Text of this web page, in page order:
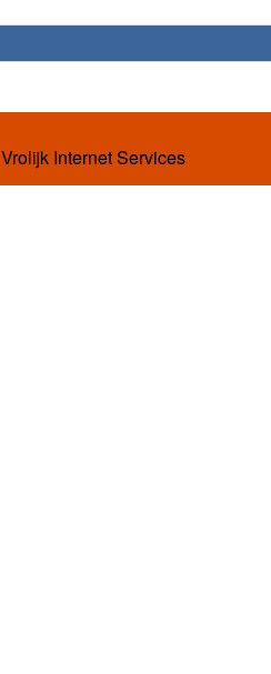
Vrolijk Internet Services